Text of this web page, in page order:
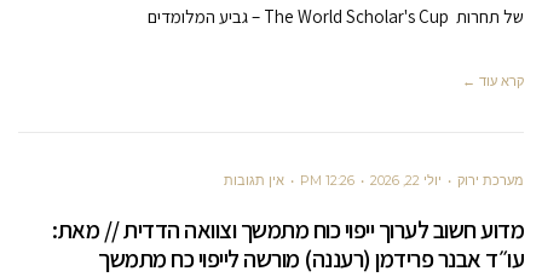
של תחרות The World Scholar's Cup – גביע המלומדים
קרא עוד ←
מערכת ירוק יולי 22, 2026 12:26 PM אין תגובות
מדוע חשוב לערוך ייפוי כוח מתמשך וצוואה הדדית // מאת:
עו״ד אבנר פרידמן (רעננה) מורשה לייפוי כח מתמשך